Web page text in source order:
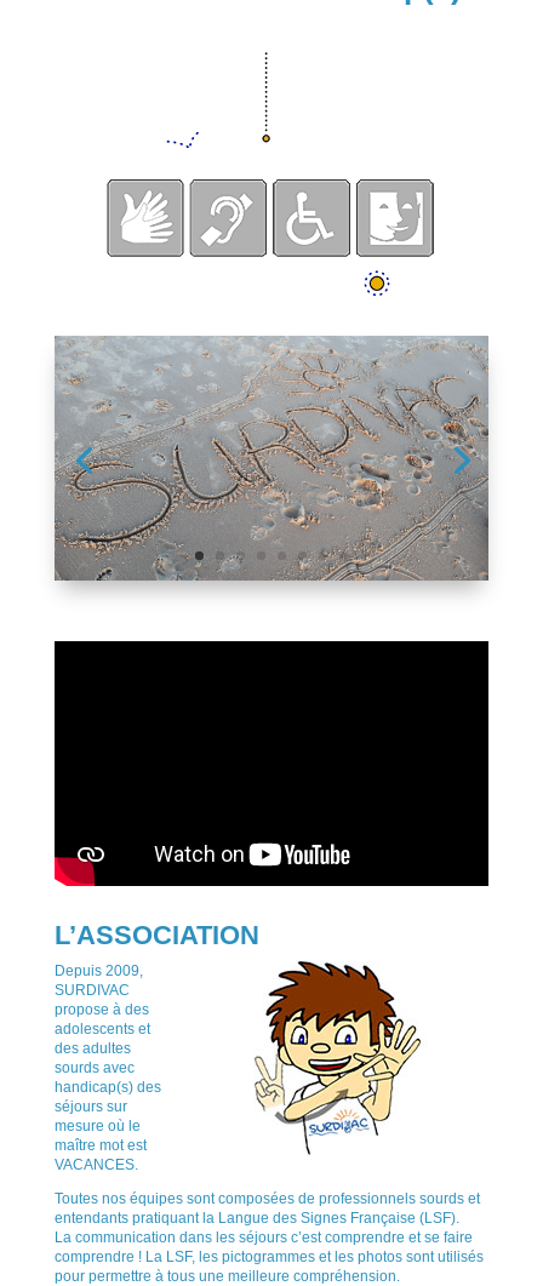
L’ASSOCIATION
Depuis 2009,
SURDIVAC
propose à des
adolescents et
des adultes
sourds avec
handicap(s) des
séjours sur
mesure où le
maître mot est
VACANCES.
Toutes nos équipes sont composées de professionnels sourds et
entendants pratiquant la Langue des Signes Française (LSF).
La communication dans les séjours c’est comprendre et se faire
comprendre ! La LSF, les pictogrammes et les photos sont utilisés
pour permettre à tous une meilleure compréhension.